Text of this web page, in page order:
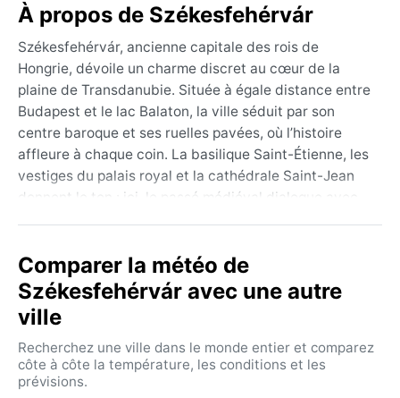
À propos de Székesfehérvár
Székesfehérvár, ancienne capitale des rois de
Hongrie, dévoile un charme discret au cœur de la
plaine de Transdanubie. Située à égale distance entre
Budapest et le lac Balaton, la ville séduit par son
centre baroque et ses ruelles pavées, où l’histoire
affleure à chaque coin. La basilique Saint-Étienne, les
vestiges du palais royal et la cathédrale Saint-Jean
donnent le ton : ici, le passé médiéval dialogue avec
offre un horizon de champs et de forêts clairsemées.
Son climat, classé Dfa (continental humide à été
chaud), alterne saisons marquées. Les étés sont
dépassant 30 °C et une humidité modérée. Les
hivers, en revanche, sont froids et neigeux, les
Comparer la météo de
Székesfehérvár avec une autre
ville
Recherchez une ville dans le monde entier et comparez
côte à côte la température, les conditions et les
prévisions.